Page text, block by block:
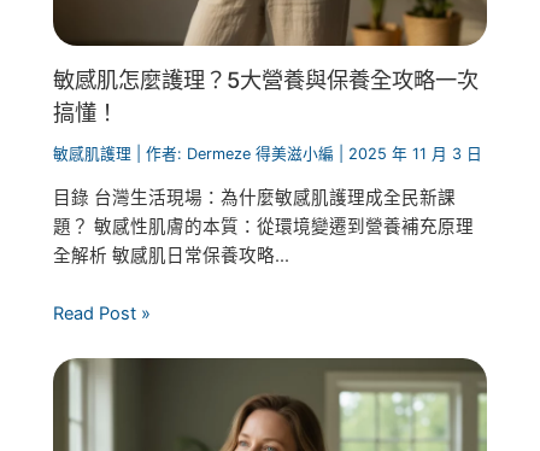
敏感肌怎麼護理？5大營養與保養全攻略一次
搞懂！
敏感肌護理 | 作者: Dermeze 得美滋小編 2025 年 11 月 3 日
目錄 台灣生活現場：為什麼敏感肌護理成全民新課
題？ 敏感性肌膚的本質：從環境變遷到營養補充原理
全解析 敏感肌日常保養攻略...
Read Post »